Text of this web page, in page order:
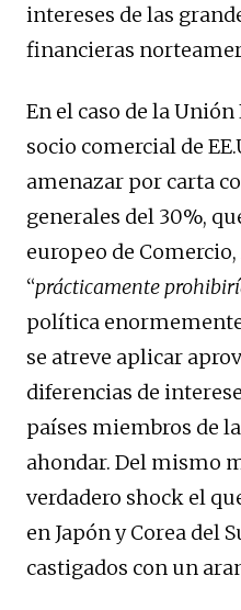
intereses de las
financieras
En el caso de la
socio comercial de
amenazar por carta
generales del 30%,
europeo de Comercio,
“prácticamente
política
se atreve aplicar
diferencias de
países miembros de
ahondar. Del mismo
verdadero shock el
en Japón y Corea del
castigados con un